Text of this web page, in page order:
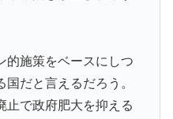
的施策をベースにしつ
だと言えるだろう。
止で政府肥大を抑える